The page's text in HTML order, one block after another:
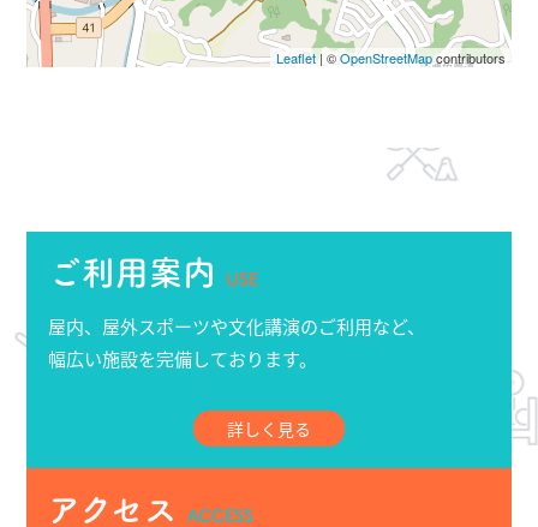
Leaflet| ©OpenStreetMapcontributors
ご利用案内 USE
屋内、屋外スポーツや文化講演のご利用など、
幅広い施設を完備しております。
詳しく見る
アクセス ACCESS